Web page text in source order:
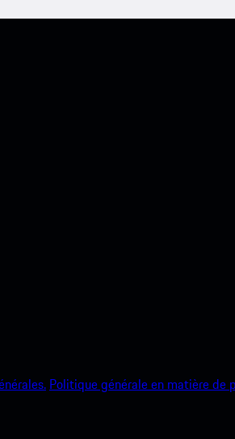
Politique générale en matière de